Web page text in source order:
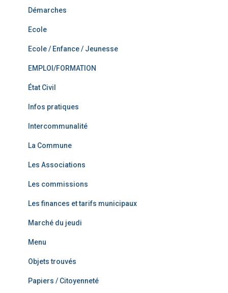
Démarches
Ecole
Ecole / Enfance / Jeunesse
EMPLOI/FORMATION
État Civil
Infos pratiques
Intercommunalité
La Commune
Les Associations
Les commissions
Les finances et tarifs municipaux
Marché du jeudi
Menu
Objets trouvés
Papiers / Citoyenneté